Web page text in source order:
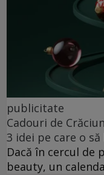
publicitate
Cadouri de
3 idei pe care o
Dacă în cercul de
beauty, un